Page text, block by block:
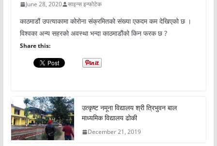
June 28, 2020 साइन्स इन्फोटेक
काठमाडौं उपत्याकामा कोरोना संक्रमितको संख्या एकदम कम देखिएको छ ।
विश्वका अन्य सहरको अवस्था भन्दा काठमाडौंको किन फरक छ ?
Share this:
उत्कृष्ट नमूना विद्यालय श्री त्रिभुवन बाल
माध्यमिक विद्यालय ढोकी
December 21, 2019